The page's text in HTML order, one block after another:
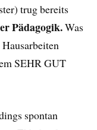
trug bereits
Pädagogik.Was
SEHR GUT
spontan